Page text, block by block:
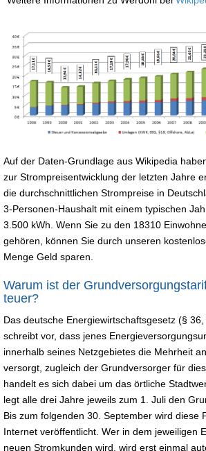
Auf der Daten-Grundlage aus Wikipedia
zur Strompreisentwicklung der letzten Jahre
die durchschnittlichen Strompreise in
3-Personen-Haushalt mit einem typischen
3.500 kWh. Wenn Sie zu den 18310
gehören, können Sie durch unseren
Menge Geld sparen.
Warum ist der
teuer?
Das deutsche Energiewirtschaftsgesetz (§
schreibt vor, dass jenes
innerhalb seines Netzgebietes die Mehrheit
versorgt, zugleich der Grundversorger für
handelt es sich dabei um das örtliche
legt alle drei Jahre jeweils zum 1. Juli den
Bis zum folgenden 30. September wird diese
Internet veröffentlicht. Wer in dem jeweiligen
neuen Stromkunden wird, wird erst einmal